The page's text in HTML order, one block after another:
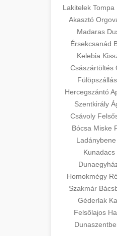
Lakitelek Tompa
Akasztó
Madaras
Érsekcsanád
Kelebia
Császártöltés
Fülöpszállás
Hercegszántó
Szentkirály
Csávoly
Bócsa Miske
Ladánybene
Kunadacs
Homokmégy
Szakmár
Géderlak
Felsőlajos